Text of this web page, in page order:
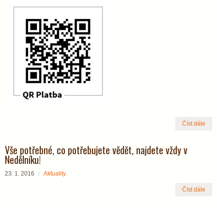
Číst dále
Vše potřebné, co potřebujete vědět, najdete vždy v
Nedělníku!
23. 1. 2016 Aktuality
Číst dále